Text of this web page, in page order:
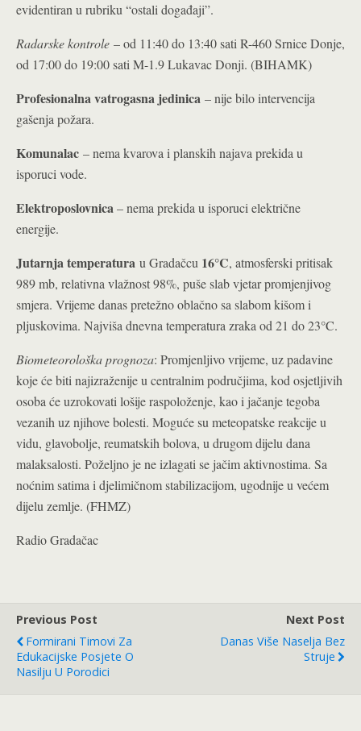
evidentiran u rubriku “ostali događaji”.
Radarske kontrole – od 11:40 do 13:40 sati R-460 Srnice Donje,
od 17:00 do 19:00 sati M-1.9 Lukavac Donji. (BIHAMK)
Profesionalna vatrogasna jedinica – nije bilo intervencija
gašenja požara.
Komunalac – nema kvarova i planskih najava prekida u
isporuci vode.
Elektroposlovnica– nema prekida u isporuci električne
energije.
Jutarnja temperatura u Gradačcu 16°C, atmosferski pritisak
989 mb, relativna vlažnost 98%, puše slab vjetar promjenjivog
smjera. Vrijeme danas pretežno oblačno sa slabom kišom i
pljuskovima. Najviša dnevna temperatura zraka od 21 do 23°C.
Biometeorološka prognoza: Promjenljivo vrijeme, uz padavine
koje će biti najizraženije u centralnim područjima, kod osjetljivih
osoba će uzrokovati lošije raspoloženje, kao i jačanje tegoba
vezanih uz njihove bolesti. Moguće su meteopatske reakcije u
vidu, glavobolje, reumatskih bolova, u drugom dijelu dana
malaksalosti. Poželjno je ne izlagati se jačim aktivnostima. Sa
noćnim satima i djelimičnom stabilizacijom, ugodnije u većem
dijelu zemlje. (FHMZ)
Radio Gradačac
Previous Post
Formirani Timovi Za
Edukacijske Posjete O
Nasilju U Porodici
Next Post
Danas Više Naselja Bez
Struje